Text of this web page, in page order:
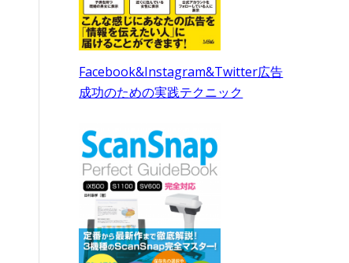
Facebook&Instagram&Twitter広告
成功のための実践テクニック